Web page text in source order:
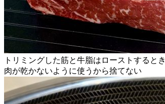
トリミングした筋と牛脂はローストするとき
肉が乾かないように使うから捨てない